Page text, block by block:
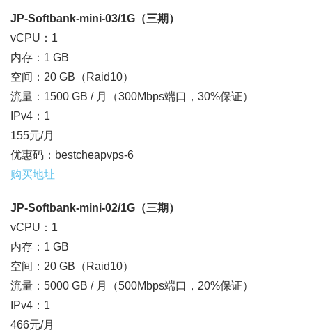
JP-Softbank-mini-03/1G（三期）
vCPU：1
内存：1 GB
空间：20 GB（Raid10）
流量：1500 GB / 月（300Mbps端口，30%保证）
IPv4：1
155元/月
优惠码：bestcheapvps-6
购买地址
JP-Softbank-mini-02/1G（三期）
vCPU：1
内存：1 GB
空间：20 GB（Raid10）
流量：5000 GB / 月（500Mbps端口，20%保证）
IPv4：1
466元/月